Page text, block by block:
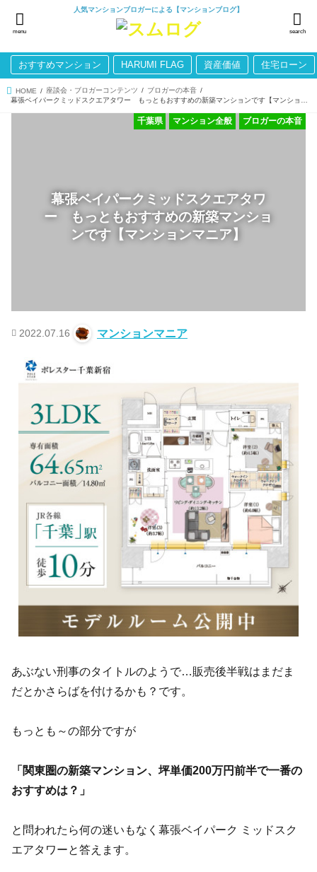
人気マンションブロガーによる【マンションブログ】
search
menu
おすすめマンション HARUMI FLAG 資産価値 住宅ローン
HOME 座談会・ブロガーコンテンツ
ブロガーの本音
幕張ベイパークミッドスクエアタワ
ー もっともおすすめの新築マンショ
ンです【マンションマニア】
ブロガーの本音
マンション全般
千葉県
2022.07.16 マンションマニア
あぶない刑事のタイトルのようで…販売後半戦はまだま
だとかさらばを付けるかも？です。
もっとも～の部分ですが
「関東圏の新築マンション、坪単価200万円前半で一番の
おすすめは？」
と問われたら何の迷いもなく幕張ベイパーク ミッドスク
エアタワーと答えます。